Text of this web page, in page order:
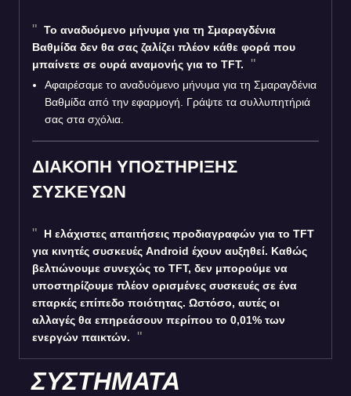
Το αναδυόμενο μήνυμα για τη Σμαραγδένια
Βαθμίδα δεν θα σας ζαλίζει πλέον κάθε φορά που
μπαίνετε σε ουρά αναμονής για το TFT.
Αφαιρέσαμε το αναδυόμενο μήνυμα για τη Σμαραγδένια
Βαθμίδα από την εφαρμογή. Γράψτε τα συλλυπητήριά
σας στα σχόλια.
ΔΙΑΚΟΠΗ ΥΠΟΣΤΗΡΙΞΗΣ
ΣΥΣΚΕΥΩΝ
Η ελάχιστες απαιτήσεις προδιαγραφών για το TFT
για κινητές συσκευές Android έχουν αυξηθεί. Καθώς
βελτιώνουμε συνεχώς το TFT, δεν μπορούμε να
υποστηρίζουμε πλέον ορισμένες συσκευές σε ένα
επαρκές επίπεδο ποιότητας. Ωστόσο, αυτές οι
αλλαγές θα επηρεάσουν περίπου το 0,01% των
ενεργών παικτών.
ΣΥΣΤΗΜΑΤΑ